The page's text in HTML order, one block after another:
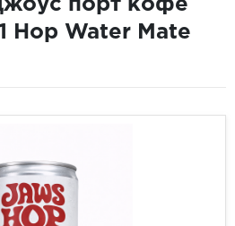
порт кофе
Hop Water Mate